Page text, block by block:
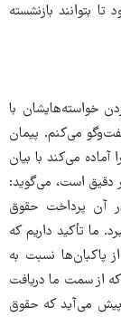
بتوانند بازنشسته
خواسته‌هایشان با
می‌کنم. پیمان
حقوق ۶هزار پاکبان را آماده می‌کند با بیان
دقیق است، می‌گوید:
آن پرداخت حقوق
ما تأکید داریم که
نسبت به
از سمت ما دریافت
پیش می‌آید که حقوق